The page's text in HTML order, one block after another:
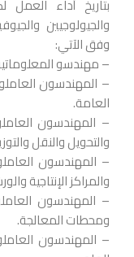
بتاريخ أداء العمل
والجيولوجيين
وفق الآتي:
– مهندسو
– المهندسون
العامة.
– المهندسون
والتحويل والنقل
– المهندسون
والمراكز الإنتاجية
– المهندسون
ومحطات المعالجة.
– المهندسون